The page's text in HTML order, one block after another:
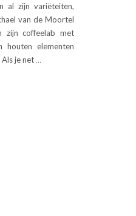
al zijn variëteiten,
van de Moortel
zijn coffeelab met
elementen
Als je net …